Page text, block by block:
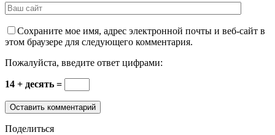
Сохраните мое имя, адрес электронной почты и веб-сайт в
этом браузере для следующего комментария.
Пожалуйста, введите ответ цифрами:
14 + десять =
Поделиться